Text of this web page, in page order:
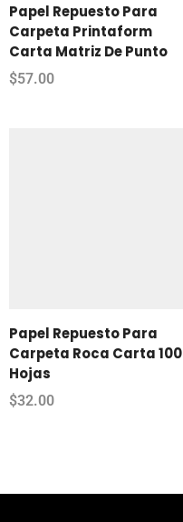
Papel Repuesto Para
Carpeta Printaform
Carta Matriz De Punto
$57.00
Papel Repuesto Para
Carpeta Roca Carta 100
Hojas
$32.00